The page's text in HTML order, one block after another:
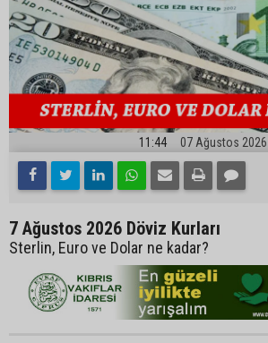
11:44 07 Ağustos 2026
7 Ağustos 2026 Döviz Kurları
Sterlin, Euro ve Dolar ne kadar?